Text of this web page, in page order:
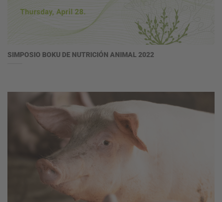
SIMPOSIO BOKU DE NUTRICIÓN ANIMAL 2022